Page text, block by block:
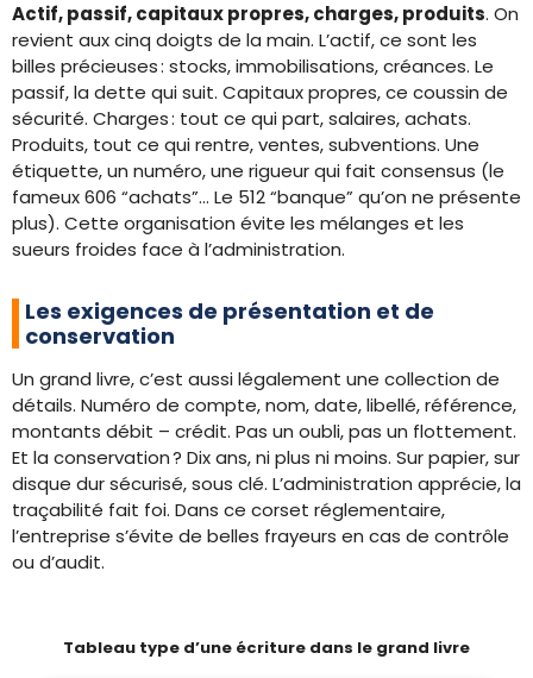
Actif, passif, capitaux propres, charges, produits. On
revient aux cinq doigts de la main. L’actif, ce sont les
billes précieuses : stocks, immobilisations, créances. Le
passif, la dette qui suit. Capitaux propres, ce coussin de
sécurité. Charges : tout ce qui part, salaires, achats.
Produits, tout ce qui rentre, ventes, subventions. Une
étiquette, un numéro, une rigueur qui fait consensus (le
fameux 606 “achats”… Le 512 “banque” qu’on ne présente
plus). Cette organisation évite les mélanges et les
sueurs froides face à l’administration.
Les exigences de présentation et de
conservation
Un grand livre, c’est aussi légalement une collection de
détails. Numéro de compte, nom, date, libellé, référence,
montants débit – crédit. Pas un oubli, pas un flottement.
Et la conservation ? Dix ans, ni plus ni moins. Sur papier, sur
disque dur sécurisé, sous clé. L’administration apprécie, la
traçabilité fait foi. Dans ce corset réglementaire,
l’entreprise s’évite de belles frayeurs en cas de contrôle
ou d’audit.
Tableau type d’une écriture dans le grand livre